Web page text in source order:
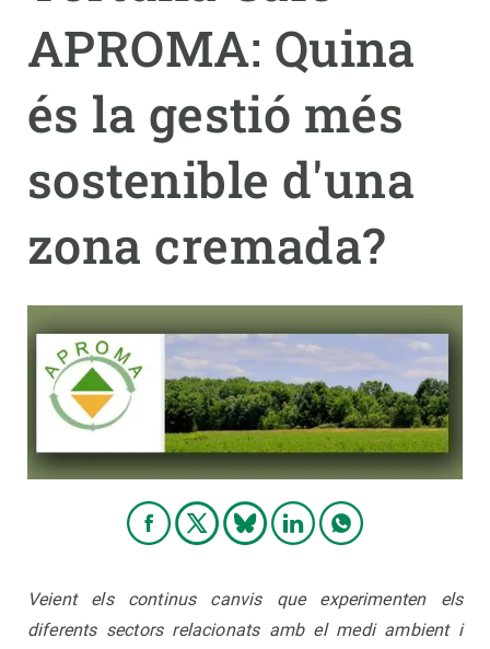
APROMA: Quina
és la gestió més
sostenible d'una
zona cremada?
Veient els continus canvis que experimenten els
diferents sectors relacionats amb el medi ambient i
menu
RECERCA
CIÈNCIA EN ACCIÓ
UNEIX-TE A NOSALTRES